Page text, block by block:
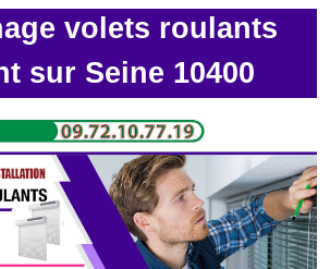
volets roulants
sur Seine 10400